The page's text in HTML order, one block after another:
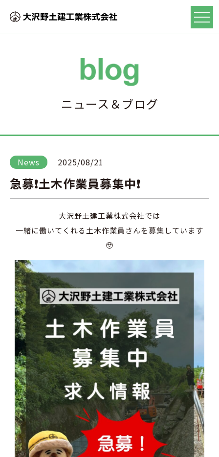
ニュース＆ブログ
News 2025/08/21
急募❗土木作業員募集中❗
大沢野土建工業株式会社では
一緒に働いてくれる土木作業員さんを募集しています
🥹